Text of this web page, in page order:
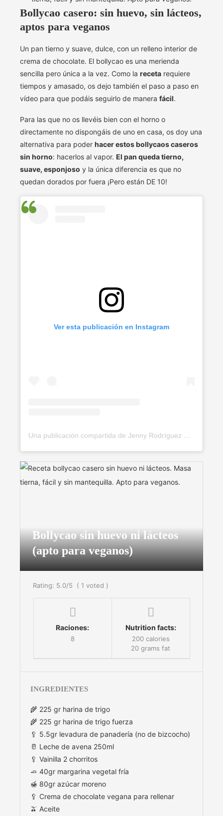
Bollycao casero: sin huevo, sin lácteos,
aptos para veganos
Un pan tierno y suave, dulce, con un relleno interior de
crema de chocolate. El bollycao es una merienda
sencilla pero única a la vez. Como la receta requiere
tiempos y amasado, os dejo también el paso a paso en
vídeo para que podáis seguirlo de manera fácil.
Para las que no os llevéis bien con el horno o
directamente no dispongáis de uno en casa, os doy una
alternativa para poder hacer estos bollycaos caseros
sin horno: hacerlos al vapor. El pan queda tierno,
suave, esponjoso y la única diferencia es que no
quedan dorados por fuera ¡Pero están DE 10!
Ver esta publicación en Instagram
Una publicación compartida de Jenny Rodríguez ✨🍃 (@soyvegana_jenny)
Bollycao sin huevo ni lácteos
(apto para veganos)
Rating: 5.0/5 ( 1 voted )
Raciones:
8
Nutrition facts:
200 calories
20 grams fat
INGREDIENTES
🌾 225 gr harina de trigo
🌾 225 gr harina de trigo fuerza
🥄 5.5gr levadura de panadería (no de bizcocho)
🥛 Leche de avena 250ml
🥄 Vainilla 2 chorritos
🧈 40gr margarina vegetal fría
🍯 80gr azúcar moreno
🥄 Crema de chocolate vegana para rellenar
🫒 Aceite